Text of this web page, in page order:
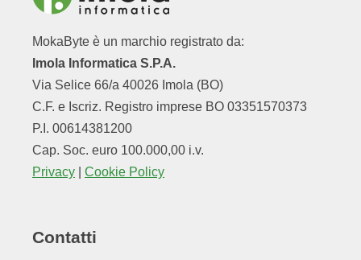
MokaByte è un marchio registrato da:
Imola Informatica S.P.A.
Via Selice 66/a 40026 Imola (BO)
C.F. e Iscriz. Registro imprese BO 03351570373
P.I. 00614381200
Cap. Soc. euro 100.000,00 i.v.
Privacy
Cookie Policy
Contatti